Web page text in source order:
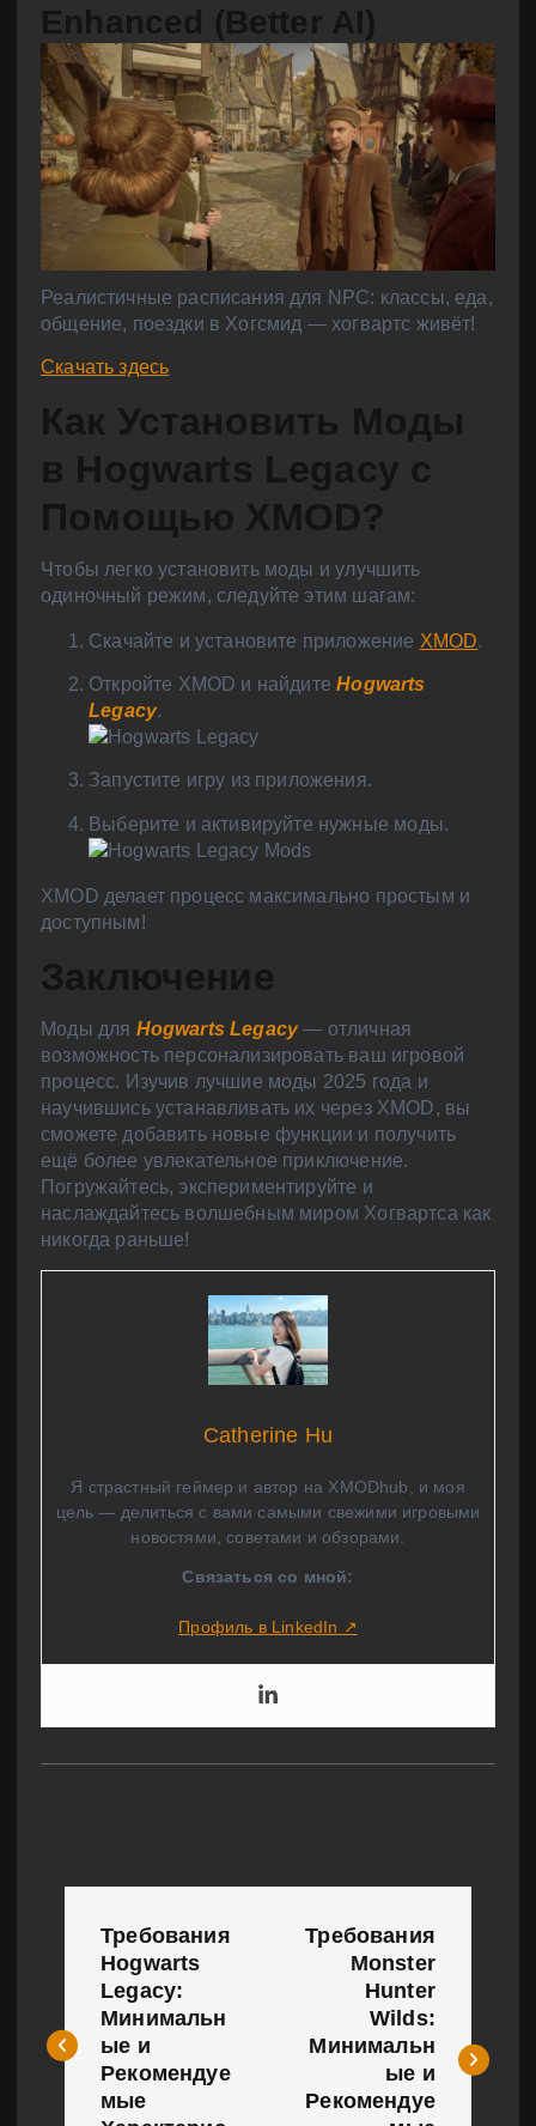
Enhanced (Better AI)
Реалистичные расписания для NPC: классы, еда,
общение, поездки в Хогсмид — хогвартс живёт!
Скачать здесь
Как Установить Моды
в Hogwarts Legacy с
Помощью XMOD?
Чтобы легко установить моды и улучшить
одиночный режим, следуйте этим шагам:
Скачайте и установите приложение XMOD.
Откройте XMOD и найдитеHogwarts
Legacy.
Запустите игру из приложения.
Выберите и активируйте нужные моды.
XMOD делает процесс максимально простым и
доступным!
Заключение
Моды для Hogwarts Legacy— отличная
возможность персонализировать ваш игровой
процесс. Изучив лучшие моды 2025 года и
научившись устанавливать их через XMOD, вы
сможете добавить новые функции и получить
ещё более увлекательное приключение.
Погружайтесь, экспериментируйте и
наслаждайтесь волшебным миром Хогвартса как
никогда раньше!
Catherine Hu
Я страстный геймер и автор на XMODhub, и моя
цель — делиться с вами самыми свежими игровыми
новостями, советами и обзорами.
Связаться со мной:
Профиль в LinkedIn ↗
и
Требования
Hogwarts
Legacy:
Минимальн
ые и
Рекомендуе
мые
Требования
Monster
Hunter
Wilds:
Минимальн
ые и
Рекомендуе